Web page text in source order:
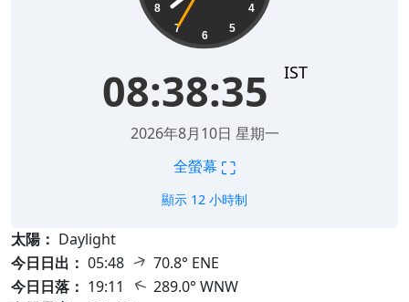
4
5
6
7
8
08:38:37 IST
2026年8月10日 星期一
全螢幕 ⛶
顯示 12 小時制
太陽： Daylight
今日日出： 05:48 ↑ 70.8° ENE
今日日落： 19:11 ↑ 289.0° WNW